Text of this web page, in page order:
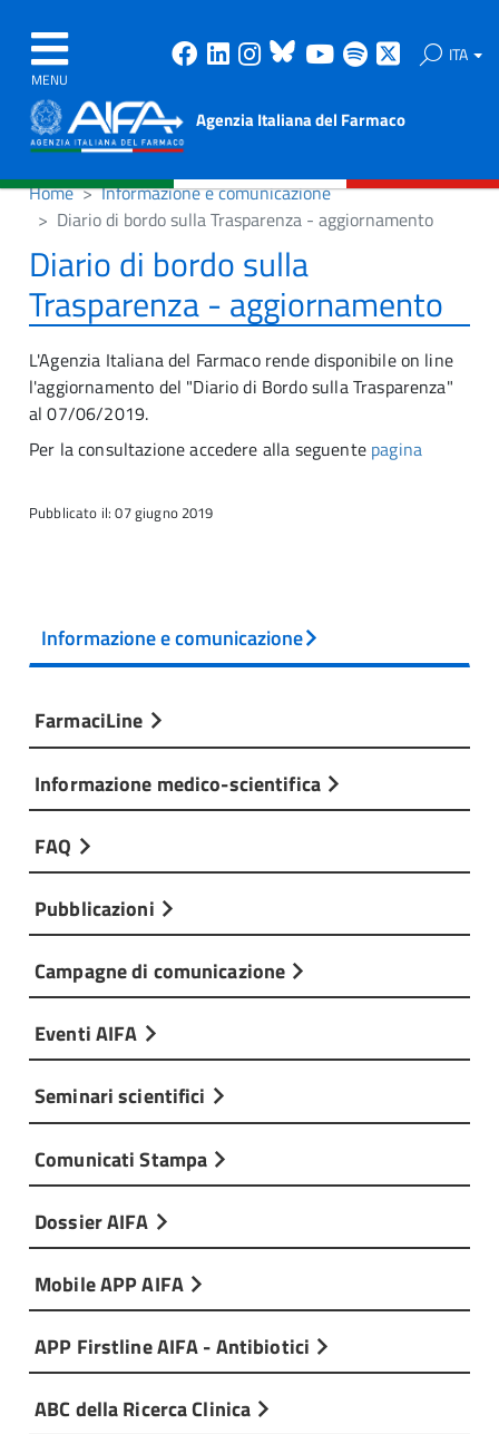
MENU
Facebook
Linkedin
Instagram
Bluesky
Youtube
Spotify ITA
Agenzia Italiana del Farmaco
Home
Informazione e comunicazione
Diario di bordo sulla Trasparenza - aggiornamento
Diario di bordo sulla
Trasparenza - aggiornamento
L'Agenzia Italiana del Farmaco rende disponibile on line
l'aggiornamento del "Diario di Bordo sulla Trasparenza"
al 07/06/2019.
Per la consultazione accedere alla seguente pagina
Pubblicato il: 07 giugno 2019
Informazione e comunicazione
FarmaciLine
Informazione medico-scientifica
FAQ
Pubblicazioni
Campagne di comunicazione
Eventi AIFA
Seminari scientifici
Comunicati Stampa
Dossier AIFA
Mobile APP AIFA
APP Firstline AIFA - Antibiotici
ABC della Ricerca Clinica